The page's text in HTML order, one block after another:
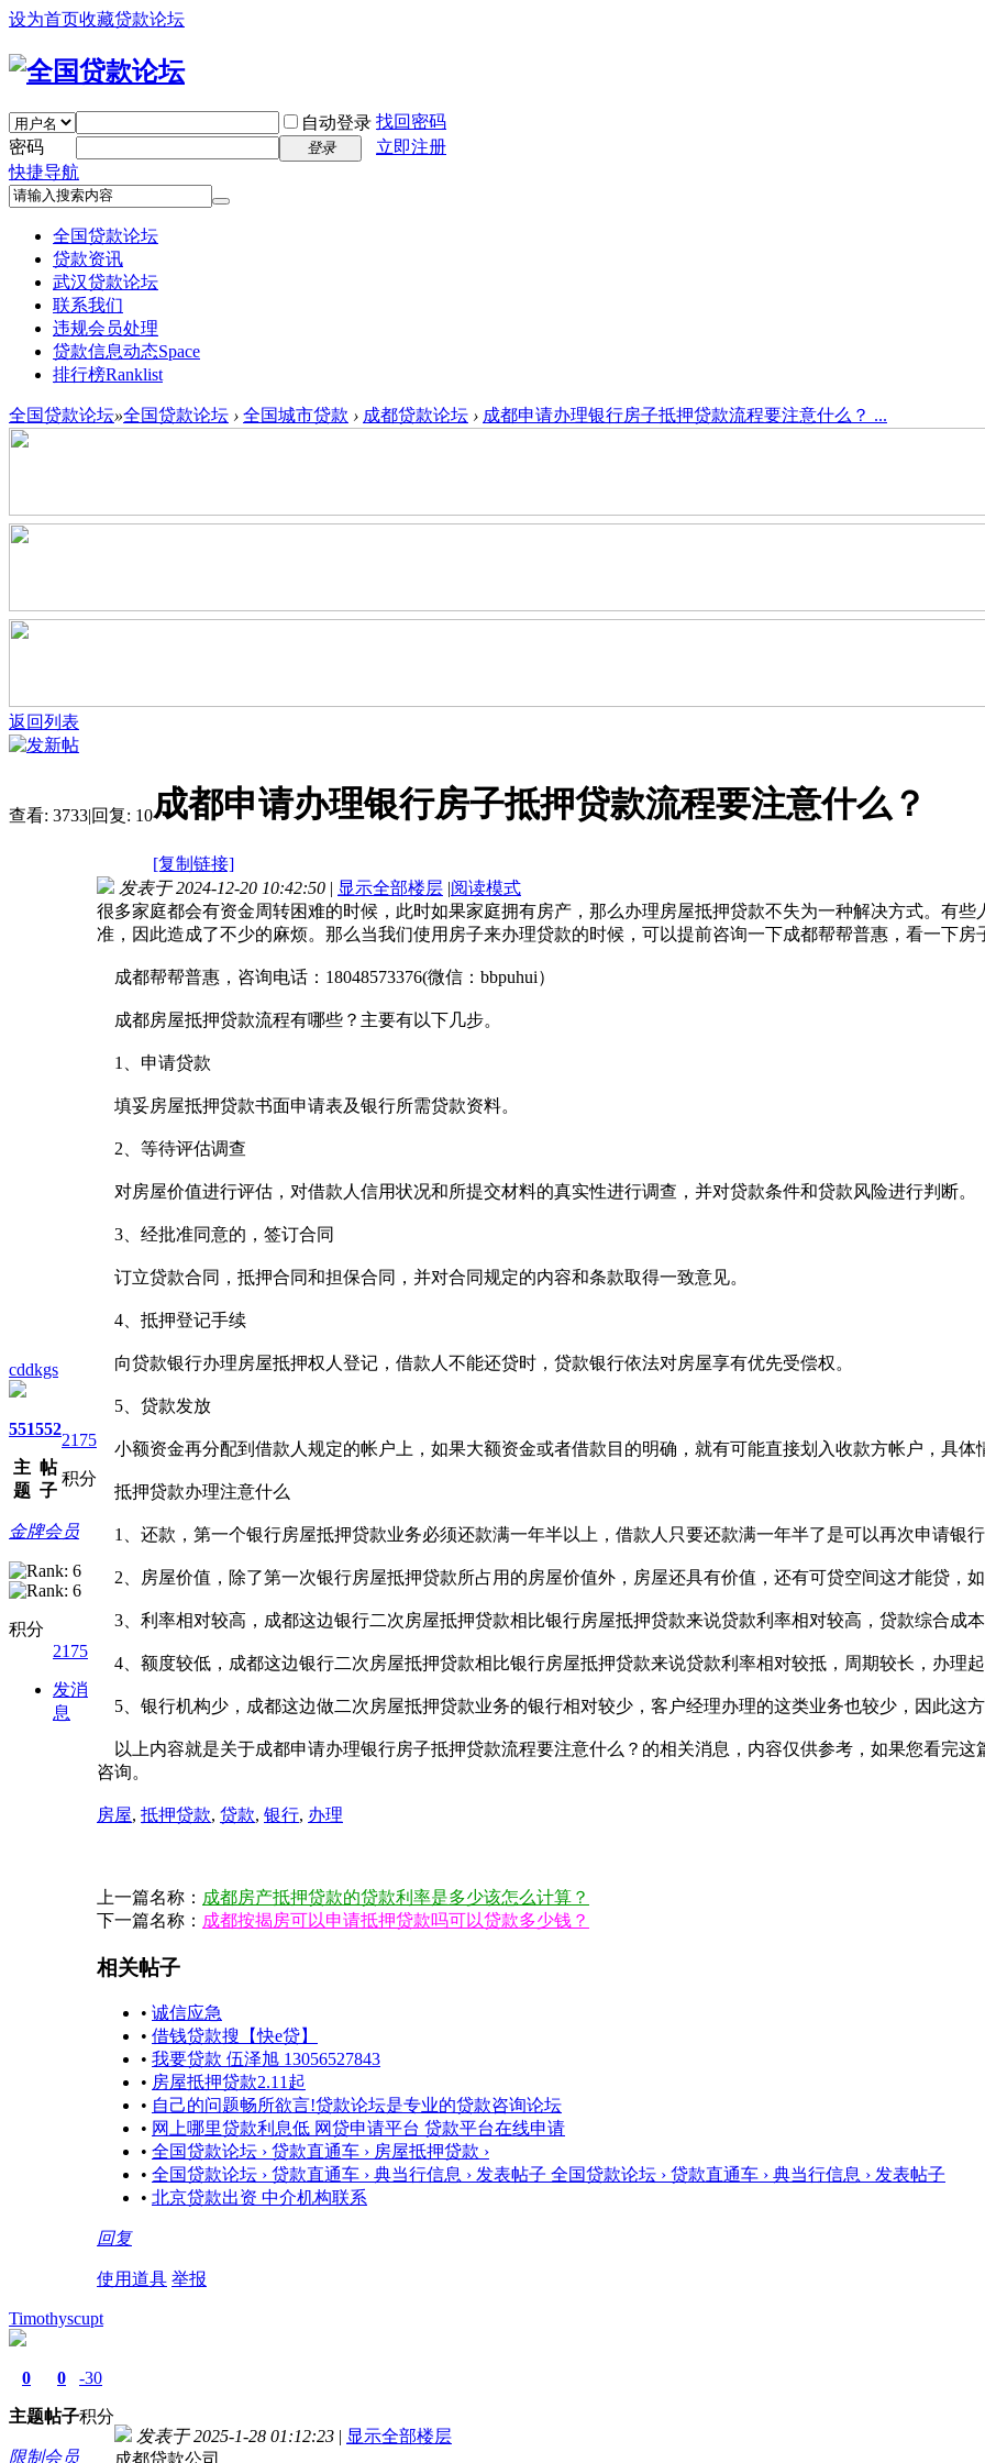
设为首页收藏贷款论坛
自动登录 找回密码
密码
登录
立即注册
快捷导航
全国贷款论坛
贷款资讯
武汉贷款论坛
联系我们
违规会员处理
贷款信息动态Space
排行榜Ranklist
全国贷款论坛»全国贷款论坛 › 全国城市贷款 › 成都贷款论坛 › 成都申请办理银行房子抵押贷款流程要注意什么？ ...
返回列表
查看: 3733|回复: 10成都申请办理银行房子抵押贷款流程要注意什么？
[复制链接]
cddkgs
551
主
题
552
帖
子
2175
积分
金牌会员
积分
2175
发消
息
发表于 2024-12-20 10:42:50 | 显示全部楼层 |阅读模式
很多家庭都会有资金周转困难的时候，此时如果家庭拥有房产，那么办理房屋抵押贷款不失为一种解决方式。有
准，因此造成了不少的麻烦。那么当我们使用房子来办理贷款的时候，可以提前咨询一下成都帮帮普惠，看一下房
成都帮帮普惠，咨询电话：18048573376(微信：bbpuhui）
成都房屋抵押贷款流程有哪些？主要有以下几步。
1、申请贷款
填妥房屋抵押贷款书面申请表及银行所需贷款资料。
2、等待评估调查
对房屋价值进行评估，对借款人信用状况和所提交材料的真实性进行调查，并对贷款条件和贷款风险进行判断。
3、经批准同意的，签订合同
订立贷款合同，抵押合同和担保合同，并对合同规定的内容和条款取得一致意见。
4、抵押登记手续
向贷款银行办理房屋抵押权人登记，借款人不能还贷时，贷款银行依法对房屋享有优先受偿权。
5、贷款发放
小额资金再分配到借款人规定的帐户上，如果大额资金或者借款目的明确，就有可能直接划入收款方帐户，具体
抵押贷款办理注意什么
1、还款，第一个银行房屋抵押贷款业务必须还款满一年半以上，借款人只要还款满一年半了是可以再次申请银行
2、房屋价值，除了第一次银行房屋抵押贷款所占用的房屋价值外，房屋还具有价值，还有可贷空间这才能贷，
3、利率相对较高，成都这边银行二次房屋抵押贷款相比银行房屋抵押贷款来说贷款利率相对较高，贷款综合成本
4、额度较低，成都这边银行二次房屋抵押贷款相比银行房屋抵押贷款来说贷款利率相对较抵，周期较长，办理起
5、银行机构少，成都这边做二次房屋抵押贷款业务的银行相对较少，客户经理办理的这类业务也较少，因此这
以上内容就是关于成都申请办理银行房子抵押贷款流程要注意什么？的相关消息，内容仅供参考，如果您看完
咨询。
房屋, 抵押贷款, 贷款, 银行, 办理
上一篇名称： 成都房产抵押贷款的贷款利率是多少该怎么计算？
下一篇名称： 成都按揭房可以申请抵押贷款吗可以贷款多少钱？
相关帖子
• 诚信应急
• 借钱贷款搜【快e贷】
• 我要贷款 伍泽旭 13056527843
• 房屋抵押贷款2.11起
• 自己的问题畅所欲言!贷款论坛是专业的贷款咨询论坛
• 网上哪里贷款利息低 网贷申请平台 贷款平台在线申请
• 全国贷款论坛 › 贷款直通车 › 房屋抵押贷款 ›
• 全国贷款论坛 › 贷款直通车 › 典当行信息 › 发表帖子 全国贷款论坛 › 贷款直通车 › 典当行信息 › 发表帖子
• 北京贷款出资 中介机构联系
回复
使用道具 举报
Timothyscupt
0
主题
0
帖子
-30
积分
限制会员
发表于 2025-1-28 01:12:23 | 显示全部楼层
成都贷款公司